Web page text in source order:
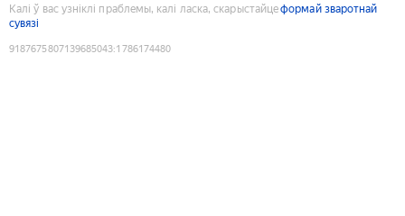
Калі ў вас узніклі праблемы, калі ласка, скарыстайцеформай зваротнай
сувязі
9187675807139685043:1786174480